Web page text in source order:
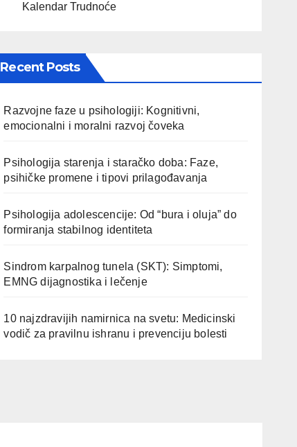
Kalendar Trudnoće
Recent Posts
Razvojne faze u psihologiji: Kognitivni,
emocionalni i moralni razvoj čoveka
Psihologija starenja i staračko doba: Faze,
psihičke promene i tipovi prilagođavanja
Psihologija adolescencije: Od “bura i oluja” do
formiranja stabilnog identiteta
Sindrom karpalnog tunela (SKT): Simptomi,
EMNG dijagnostika i lečenje
10 najzdravijih namirnica na svetu: Medicinski
vodič za pravilnu ishranu i prevenciju bolesti